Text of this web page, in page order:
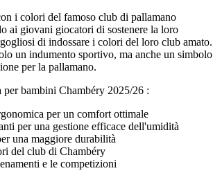
i colori del famoso club di pallamano
ai giovani giocatori di sostenere la loro
di indossare i colori del loro club amato.
un indumento sportivo, ma anche un simbolo
per la pallamano.
bambini Chambéry 2025/26 :
per un comfort ottimale
per una gestione efficace dell'umidità
una maggiore durabilità
del club di Chambéry
e le competizioni